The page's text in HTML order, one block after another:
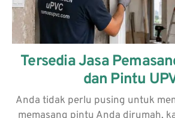
Tersedia Jasa
dan Pintu
Anda tidak perlu pusing untuk